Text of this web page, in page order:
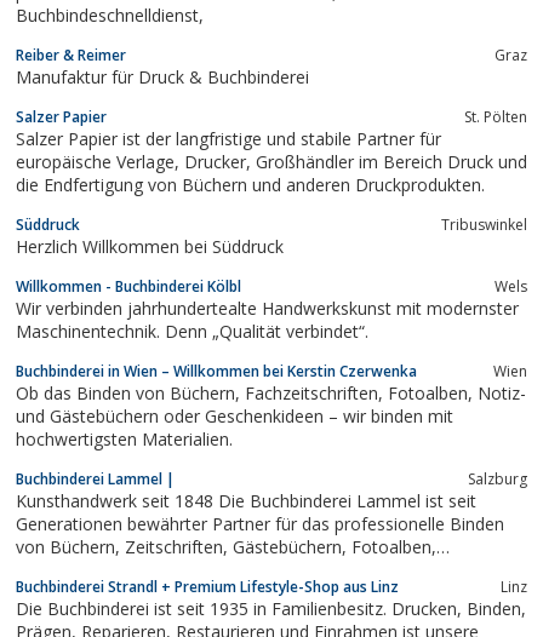
Buchbindeschnelldienst,
Reiber & Reimer Graz
Manufaktur für Druck & Buchbinderei
Salzer Papier St. Pölten
Salzer Papier ist der langfristige und stabile Partner für
europäische Verlage, Drucker, Großhändler im Bereich Druck und
die Endfertigung von Büchern und anderen Druckprodukten.
Süddruck Tribuswinkel
Herzlich Willkommen bei Süddruck
Willkommen - Buchbinderei Kölbl Wels
Wir verbinden jahrhundertealte Handwerkskunst mit modernster
Maschinentechnik. Denn „Qualität verbindet“.
Buchbinderei in Wien – Willkommen bei Kerstin Czerwenka Wien
Ob das Binden von Büchern, Fachzeitschriften, Fotoalben, Notiz-
und Gästebüchern oder Geschenkideen – wir binden mit
hochwertigsten Materialien.
Buchbinderei Lammel | Salzburg
Kunsthandwerk seit 1848 Die Buchbinderei Lammel ist seit
Generationen bewährter Partner für das professionelle Binden
von Büchern, Zeitschriften, Gästebüchern, Fotoalben,
wir uns aus unserer Firmenhistorie heraus das Prägen von
Kranzschleifen in kleinem Ausmaß...
Buchbinderei Strandl + Premium Lifestyle-Shop aus Linz Linz
Die Buchbinderei ist seit 1935 in Familienbesitz. Drucken, Binden,
Prägen, Reparieren, Restaurieren und Einrahmen ist unsere